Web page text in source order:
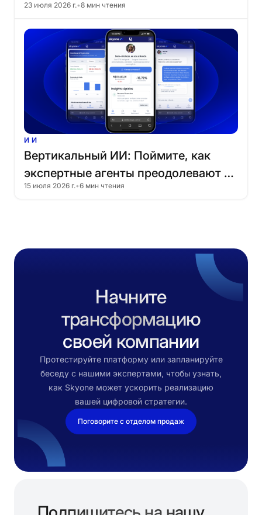
Brazil
23 июля 2026 г.•8 мин чтения
ИИ
Вертикальный ИИ: Поймите, как
экспертные агенты преодолевают
ограничения традиционных
15 июля 2026 г.•6 мин чтения
Начните
трансформацию
своей компании
Протестируйте платформу или запланируйте
беседу с нашими экспертами, чтобы узнать,
как Skyone может ускорить реализацию
вашей цифровой стратегии.
Поговорите с отделом продаж